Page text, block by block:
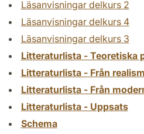
Läsanvisningar delkurs 2
Läsanvisningar delkurs 4
Läsanvisningar delkurs 3
Litteraturlista - Teoretiska
Litteraturlista - Från
Litteraturlista - Från
Litteraturlista - Uppsats
Schema